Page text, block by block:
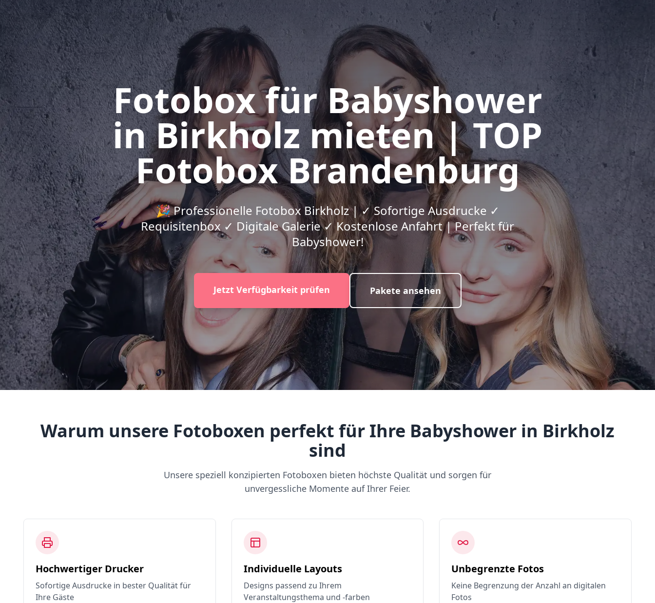
Fotobox für Babyshower
in Birkholz mieten | TOP
Fotobox Brandenburg
🎉 Professionelle Fotobox Birkholz | ✓ Sofortige Ausdrucke ✓
Requisitenbox ✓ Digitale Galerie ✓ Kostenlose Anfahrt | Perfekt für
Babyshower!
Jetzt Verfügbarkeit prüfen Pakete ansehen
Warum unsere Fotoboxen perfekt für Ihre Babyshower in Birkholz
sind
Unsere speziell konzipierten Fotoboxen bieten höchste Qualität und sorgen für
unvergessliche Momente auf Ihrer Feier.
Hochwertiger Drucker
Sofortige Ausdrucke in bester Qualität für
Ihre Gäste
Individuelle Layouts
Designs passend zu Ihrem
Veranstaltungsthema und -farben
Unbegrenzte Fotos
Keine Begrenzung der Anzahl an digitalen
Fotos